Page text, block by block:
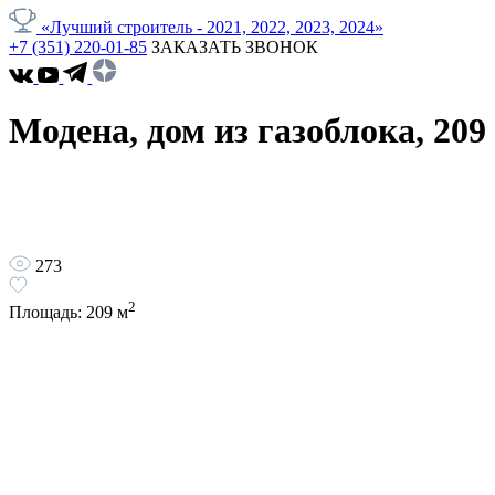
«Лучший строитель - 2021, 2022, 2023, 2024»
+7 (351) 220-01-85 ЗАКАЗАТЬ ЗВОНОК
Модена, дом из газоблока,
273
Площадь: 209 м2